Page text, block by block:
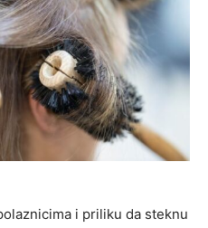
i priliku da steknu